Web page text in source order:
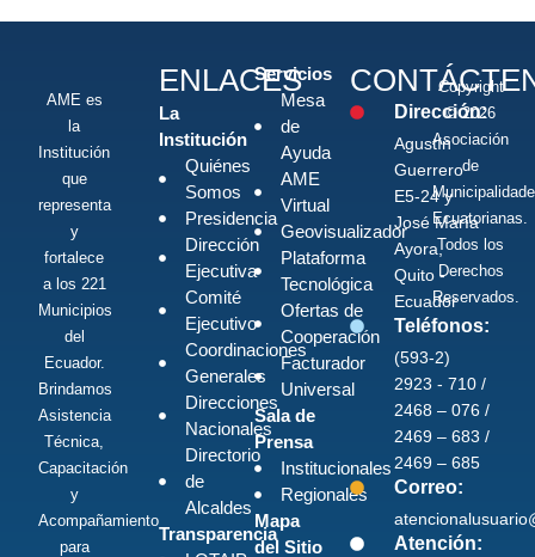
AME es
la
Institución
que
representa
y
fortalece
a los 221
Municipios
del
Ecuador.
Brindamos
Asistencia
Técnica,
Capacitación
y
Acompañamiento
para
ENLACES
La
Institución
Quiénes
Somos
Presidencia
Dirección
Ejecutiva
Comité
Ejecutivo
Coordinaciones
Generales
Direcciones
Nacionales
Directorio
de
Alcaldes
Transparencia
Servicios
Mesa
de
Ayuda
AME
Virtual
Geovisualizador
Plataforma
Tecnológica
Ofertas de
Cooperación
Facturador
Universal
Sala de
Prensa
Institucionales
Regionales
Mapa
del Sitio
Dirección:
Agustín
Guerrero
E5-24 y
José María
Ayora,
Quito -
Ecuador
Teléfonos:
(593-2)
2923 - 710 /
2468 – 076 /
2469 – 683 /
2469 – 685
Correo:
Atención:
Copyright
© 2026
Asociación
de
Ecuatorianas.
Todos los
Derechos
Reservados.